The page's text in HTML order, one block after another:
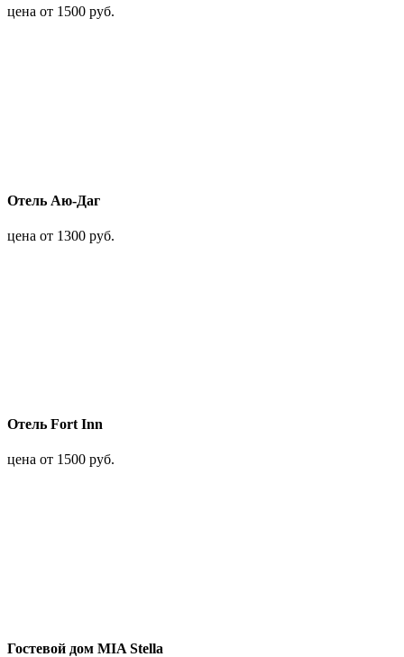
цена от 1500 руб.
Отель Аю-Даг
цена от 1300 руб.
Отель Fort Inn
цена от 1500 руб.
Гостевой дом MIA Stella